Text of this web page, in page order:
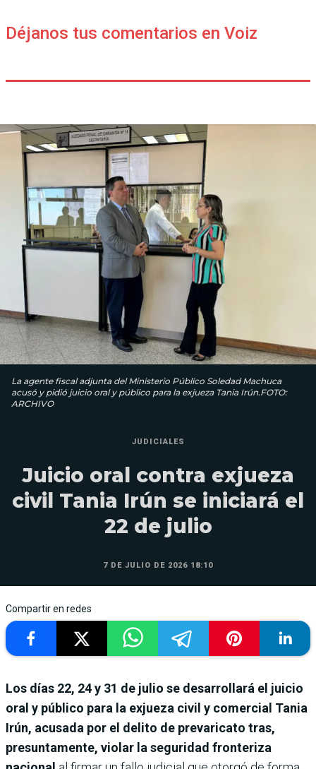
Déjanos tus comentarios en Voiz
La agente fiscal adjunta del Ministerio Público Soledad Machuca
acusó y pidió juicio oral y público para la exjueza Tania Irún.FOTO:
ARCHIVO
JUDICIALES
Juicio oral contra exjueza
civil Tania Irún se iniciará el
22 de julio
7 DE JULIO DE 2026 18:10
Compartir en redes
Los días 22, 24 y 31 de julio se desarrollará el juicio
oral y público para la exjueza civil y comercial Tania
Irún, acusada por el delito de prevaricato tras,
presuntamente, violar la seguridad fronteriza